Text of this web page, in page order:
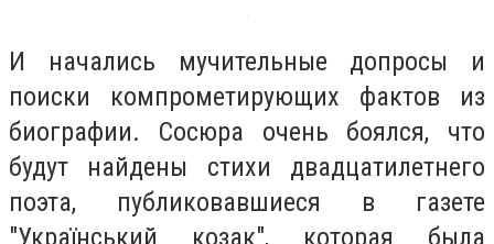
И начались мучительные допросы и
поиски компрометирующих фактов из
биографии. Сосюра очень боялся, что
будут найдены стихи двадцатилетнего
поэта, публиковавшиеся в газете
"Український козак", которая была